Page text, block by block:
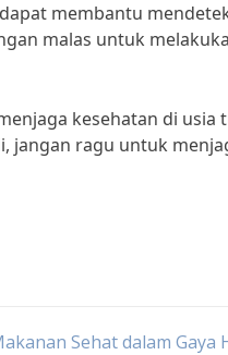
membantu
malas untuk
kesehatan di usia
jangan ragu untuk
Sehat dalam Gaya